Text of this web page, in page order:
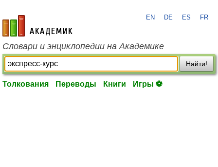
academic.ru
EN DE ES FR
Словари и энциклопедии на Академике
Найти!
Толкования Переводы Книги Игры ⚽